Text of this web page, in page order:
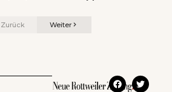
Zurück Weiter